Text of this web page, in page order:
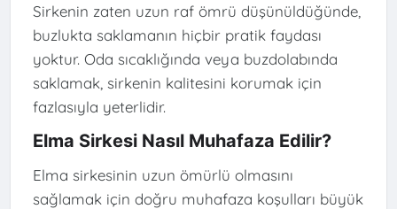
Sirkenin zaten uzun raf ömrü düşünüldüğünde,
buzlukta saklamanın hiçbir pratik faydası
yoktur. Oda sıcaklığında veya buzdolabında
saklamak, sirkenin kalitesini korumak için
fazlasıyla yeterlidir.
Elma Sirkesi Nasıl Muhafaza Edilir?
Elma sirkesinin uzun ömürlü olmasını
sağlamak için doğru muhafaza koşulları büyük